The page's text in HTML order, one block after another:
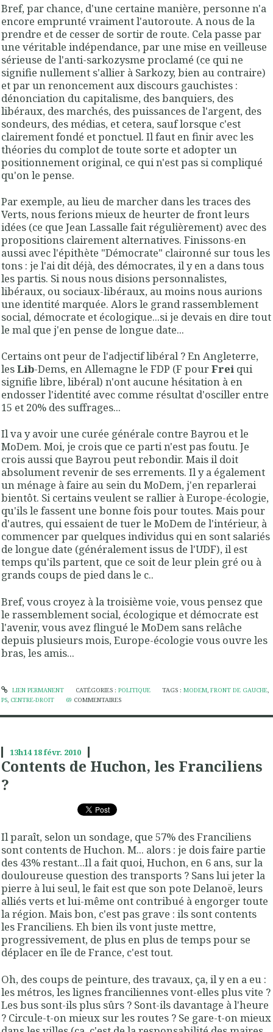
Bref, par chance, d'une certaine manière, personne n'a
encore emprunté vraiment l'autoroute. A nous de la
prendre et de cesser de sortir de route. Cela passe par
une véritable indépendance, par une mise en veilleuse
sérieuse de l'anti-sarkozysme proclamé (ce qui ne
signifie nullement s'allier à Sarkozy, bien au contraire)
et par un renoncement aux discours gauchistes :
dénonciation du capitalisme, des banquiers, des
libéraux, des marchés, des puissances de l'argent, des
sondeurs, des médias, et cetera, sauf lorsque c'est
clairement fondé et ponctuel. Il faut en finir avec les
théories du complot de toute sorte et adopter un
positionnement original, ce qui n'est pas si compliqué
qu'on le pense.
Par exemple, au lieu de marcher dans les traces des
Verts, nous ferions mieux de heurter de front leurs
idées (ce que Jean Lassalle fait régulièrement) avec des
propositions clairement alternatives. Finissons-en
aussi avec l'épithète "Démocrate" claironné sur tous les
tons : je l'ai dit déjà, des démocrates, il y en a dans tous
les partis. Si nous nous disions personnalistes,
libéraux, ou sociaux-libéraux, au moins nous aurions
une identité marquée. Alors le grand rassemblement
social, démocrate et écologique...si je devais en dire tout
le mal que j'en pense de longue date...
Certains ont peur de l'adjectif libéral ? En Angleterre,
lesLib-Dems, en Allemagne le FDP (F pourFrei qui
signifie libre, libéral) n'ont aucune hésitation à en
endosser l'identité avec comme résultat d'osciller entre
15 et 20% des suffrages...
Il va y avoir une curée générale contre Bayrou et le
MoDem. Moi, je crois que ce parti n'est pas foutu. Je
crois aussi que Bayrou peut rebondir. Mais il doit
absolument revenir de ses errements. Il y a également
un ménage à faire au sein du MoDem, j'en reparlerai
bientôt. Si certains veulent se rallier à Europe-écologie,
qu'ils le fassent une bonne fois pour toutes. Mais pour
d'autres, qui essaient de tuer le MoDem de l'intérieur, à
commencer par quelques individus qui en sont salariés
de longue date (généralement issus de l'UDF), il est
temps qu'ils partent, que ce soit de leur plein gré ou à
grands coups de pied dans le c..
Bref, vous croyez à la troisième voie, vous pensez que
le rassemblement social, écologique et démocrate est
l'avenir, vous avez flingué le MoDem sans relâche
depuis plusieurs mois, Europe-écologie vous ouvre les
bras, les amis...
LIEN PERMANENT CATÉGORIES : POLITIQUE TAGS :MODEM,FRONT DE GAUCHE,
PS, CENTRE-DROIT 69 COMMENTAIRES
13h1418févr. 2010
Contents de Huchon, les Franciliens
?
Il paraît, selon un sondage, que 57% des Franciliens
sont contents de Huchon. M... alors : je dois faire partie
des 43% restant...Il a fait quoi, Huchon, en 6 ans, sur la
douloureuse question des transports ? Sans lui jeter la
pierre à lui seul, le fait est que son pote Delanoë, leurs
alliés verts et lui-même ont contribué à engorger toute
la région. Mais bon, c'est pas grave : ils sont contents
les Franciliens. Eh bien ils vont juste mettre,
progressivement, de plus en plus de temps pour se
déplacer en île de France, c'est tout.
Oh, des coups de peinture, des travaux, ça, il y en a eu :
les métros, les lignes franciliennes vont-elles plus vite ?
Les bus sont-ils plus sûrs ? Sont-ils davantage à l'heure
? Circule-t-on mieux sur les routes ? Se gare-t-on mieux